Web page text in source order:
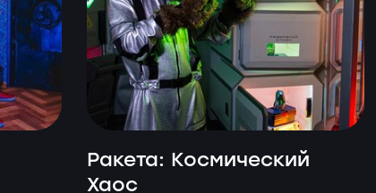
Ракета: Космический
Хаос